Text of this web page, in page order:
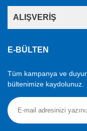
ALIŞVERİŞ
E-BÜLTEN
Tüm kampanya ve
bültenimize kaydolunuz.